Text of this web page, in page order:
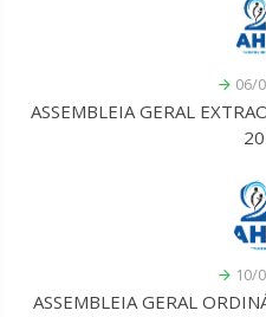
06/
ASSEMBLEIA GERAL
10/
ASSEMBLEIA GERAL